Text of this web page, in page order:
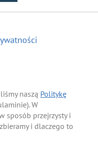
naszą Politykę
W
sposób przejrzysty i
i dlaczego to